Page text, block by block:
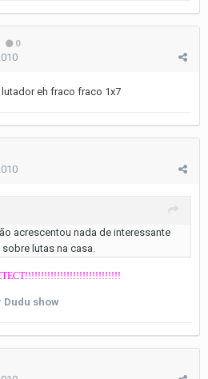
0
eh fraco fraco 1x7
acrescentou nada de interessante
lutas na casa.
Dudu show